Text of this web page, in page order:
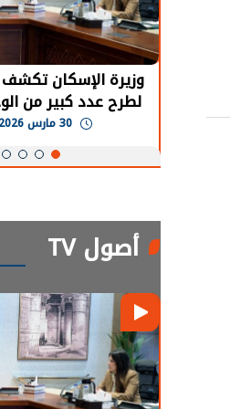
وزيرة الإسكان
لطرح عدد كبير من
بنظام
أصول TV